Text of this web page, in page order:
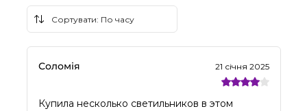
Соломія 21 січня 2025
Купила несколько светильников в этом